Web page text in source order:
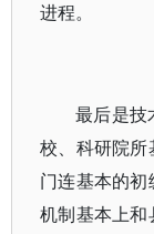
进程。
最后是技
校、科研院
门连基本的
机制基本上